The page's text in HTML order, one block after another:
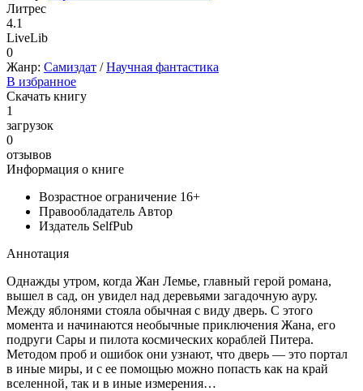
Литрес
4.1
LiveLib
0
Жанр: Самиздат /Научная фантастика
В избранное
Скачать книгу
1
загрузок
0
отзывов
Информация о книге
Возрастное ограничение 16+
Правообладатель Автор
Издатель SelfPub
Аннотация
Однажды утром, когда Жан Лемье, главный герой романа,
вышел в сад, он увидел над деревьями загадочную ауру.
Между яблонями стояла обычная с виду дверь. С этого
момента и начинаются необычные приключения Жана, его
подруги Сары и пилота космических кораблей Питера.
Методом проб и ошибок они узнают, что дверь — это портал
в иные миры, и с ее помощью можно попасть как на край
вселенной, так и в иные измерения…